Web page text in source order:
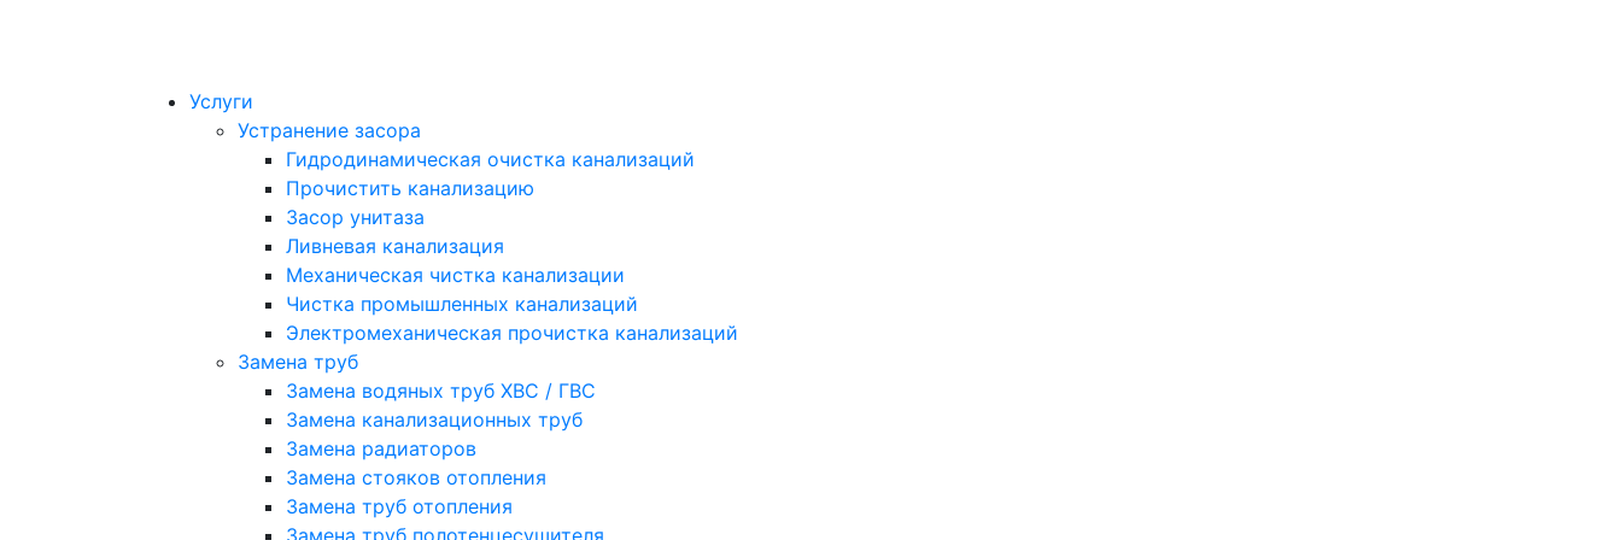
Услуги
Устранение засора
Гидродинамическая очистка канализаций
Прочистить канализацию
Засор унитаза
Ливневая канализация
Механическая чистка канализации
Чистка промышленных канализаций
Электромеханическая прочистка канализаций
Замена труб
Замена водяных труб ХВС / ГВС
Замена канализационных труб
Замена радиаторов
Замена стояков отопления
Замена труб отопления
Замена труб полотенцесушителя